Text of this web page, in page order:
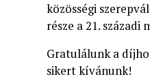
közösségi
része a 21.
Gratulálunk a
sikert kívánunk!